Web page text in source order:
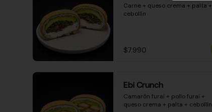
Carne + queso crema + palta +
cebollín
$7.990
Ebi Crunch
Camarón furai + pollo furai +
queso crema + palta + cebollín